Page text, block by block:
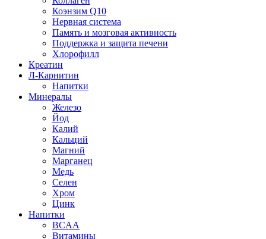
Коэнзим Q10
Нервная система
Память и мозговая активность
Поддержка и защита печени
Хлорофилл
Креатин
Л-Карнитин
Напитки
Минералы
Железо
Йод
Калий
Кальций
Магний
Марганец
Медь
Селен
Хром
Цинк
Напитки
BCAA
Витамины